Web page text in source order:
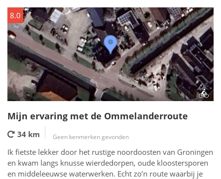
8.0
Mijn ervaring met de Ommelanderroute
34 km Geen kenmerken gevonden
Ik fietste lekker door het rustige noordoosten van Groningen
en kwam langs knusse wierdedorpen, oude kloostersporen
en middeleeuwse waterwerken. Echt zo’n route waarbij je